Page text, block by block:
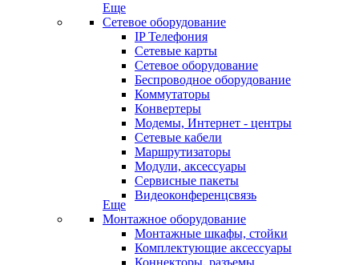
Еще
Сетевое оборудование
IP Телефония
Сетевые карты
Сетевое оборудование
Беспроводное оборудование
Коммутаторы
Конвертеры
Модемы, Интернет - центры
Сетевые кабели
Маршрутизаторы
Модули, аксессуары
Сервисные пакеты
Видеоконференцсвязь
Еще
Монтажное оборудование
Монтажные шкафы, стойки
Комплектующие аксессуары
Коннекторы, разъемы